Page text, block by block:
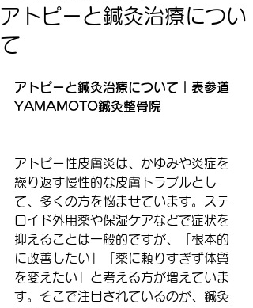
アトピーと鍼灸治療につい
て
アトピーと鍼灸治療について｜表参道
YAMAMOTO鍼灸整骨院
アトピー性皮膚炎は、かゆみや炎症を
繰り返す慢性的な皮膚トラブルとし
て、多くの方を悩ませています。ステ
ロイド外用薬や保湿ケアなどで症状を
抑えることは一般的ですが、「根本的
に改善したい」「薬に頼りすぎず体質
を変えたい」と考える方が増えていま
す。そこで注目されているのが、鍼灸